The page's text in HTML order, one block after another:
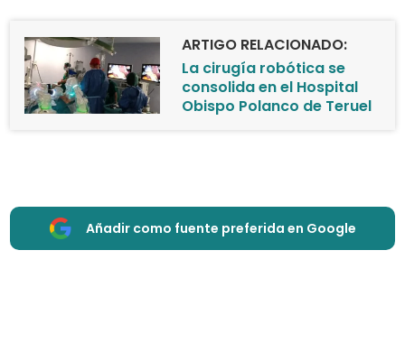
ARTIGO RELACIONADO:
La cirugía robótica se
consolida en el Hospital
Obispo Polanco de Teruel
Añadir como fuente preferida en Google